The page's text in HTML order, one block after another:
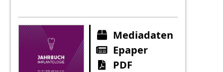
Mediadaten
Epaper
PDF